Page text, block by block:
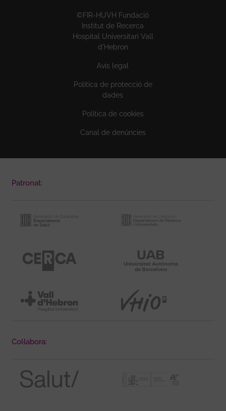
©FIR-HUVH Fundació
Institut de Recerca
Hospital Universitari Vall
d'Hebron
Avís legal
Política de protecció de
dades
Política de cookies
Canal de denúncies
Patronat:
Col·labora: